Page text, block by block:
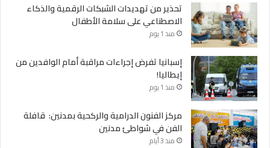
تحذير من تهديدات الشبكات الرقمية والذكاء
الاصطناعي على سلامة الأطفال
منذ 1 يوم
إسبانيا تفرض إجراءات مراقبة أمام الوافدين من
إيطاليا!
منذ 1 يوم
مركز الفنون الدرامية والركحية بمدنين: قافلة
الفن في شواطئ مدنين
منذ 3 أيام